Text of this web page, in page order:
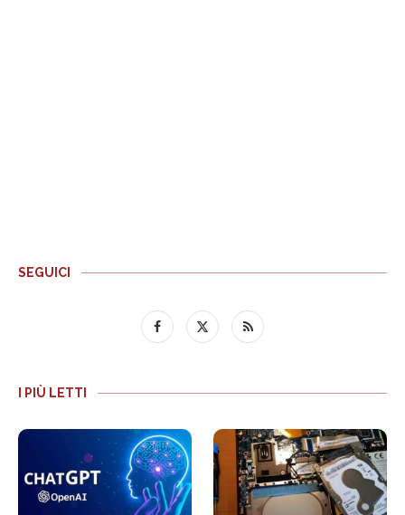
SEGUICI
I PIÙ LETTI